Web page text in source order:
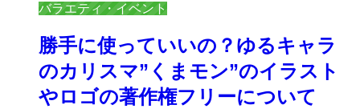
バラエティ・イベント
勝手に使っていいの？ゆるキャラ
のカリスマ”くまモン”のイラスト
やロゴの著作権フリーについて